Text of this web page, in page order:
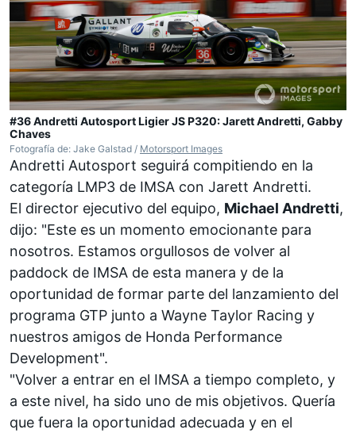
#36 Andretti Autosport Ligier JS P320: Jarett Andretti, Gabby
Chaves
Fotografía de: Jake Galstad / Motorsport Images
Andretti Autosport seguirá compitiendo en la
categoría LMP3 de IMSA con Jarett Andretti.
El director ejecutivo del equipo, Michael Andretti,
dijo: "Este es un momento emocionante para
nosotros. Estamos orgullosos de volver al
paddock de IMSA de esta manera y de la
oportunidad de formar parte del lanzamiento del
programa GTP junto a Wayne Taylor Racing y
nuestros amigos de Honda Performance
Development".
"Volver a entrar en el IMSA a tiempo completo, y
a este nivel, ha sido uno de mis objetivos. Quería
que fuera la oportunidad adecuada y en el